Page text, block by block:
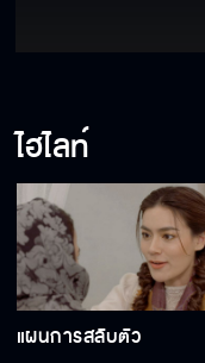
ไฮไลท์
แผนการสลับตัว